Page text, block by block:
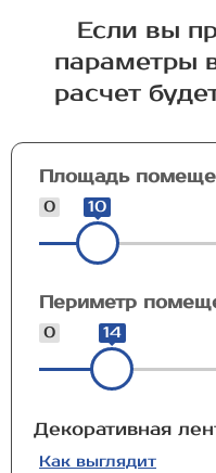
Если вы
параметры
расчет
Площадь
0 10
Периметр
0 14
Декоративная
Как выглядит